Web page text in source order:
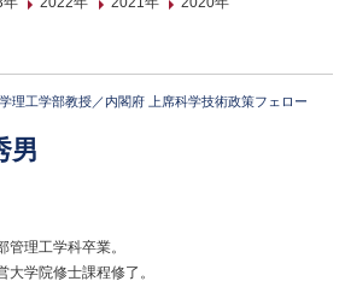
理工学部教授／内閣府 上席科学技術政策フェロー
男
理工学科卒業。
学院修士課程修了。